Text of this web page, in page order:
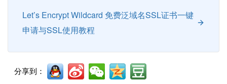
Let’s Encrypt Wildcard 免费泛域名SSL证书一键
申请与SSL使用教程
分享到：